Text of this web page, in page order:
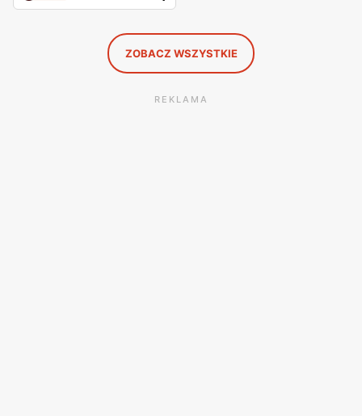
ZOBACZ WSZYSTKIE
REKLAMA